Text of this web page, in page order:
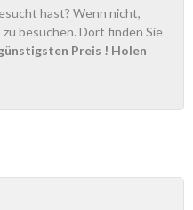
hast? Wenn nicht,
besuchen. Dort finden Sie
Preis ! Holen